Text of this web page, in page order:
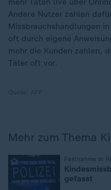
Andere Nutzer zahlen
Missbrauchshandlungen
oft durch eigene
mehr die Kunden zahlen,
Täter oft vor.
Mehr zum Thema
Festnahme in
gefasst